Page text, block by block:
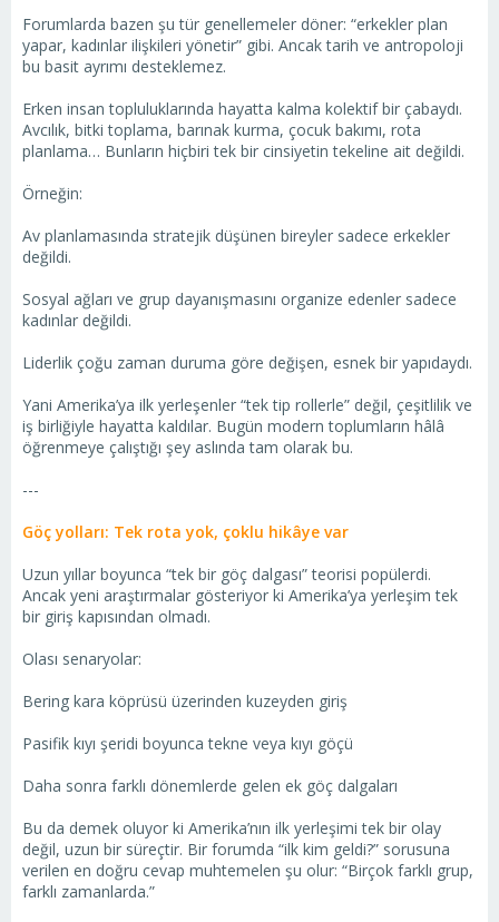
Forumlarda bazen şu tür genellemeler döner: “erkekler plan
yapar, kadınlar ilişkileri yönetir” gibi. Ancak tarih ve antropoloji
bu basit ayrımı desteklemez.
Erken insan topluluklarında hayatta kalma kolektif bir çabaydı.
Avcılık, bitki toplama, barınak kurma, çocuk bakımı, rota
planlama… Bunların hiçbiri tek bir cinsiyetin tekeline ait değildi.
Örneğin:
Av planlamasında stratejik düşünen bireyler sadece erkekler
değildi.
Sosyal ağları ve grup dayanışmasını organize edenler sadece
kadınlar değildi.
Liderlik çoğu zaman duruma göre değişen, esnek bir yapıdaydı.
Yani Amerika’ya ilk yerleşenler “tek tip rollerle” değil, çeşitlilik ve
iş birliğiyle hayatta kaldılar. Bugün modern toplumların hâlâ
öğrenmeye çalıştığı şey aslında tam olarak bu.
---
Göç yolları: Tek rota yok, çoklu hikâye var
Uzun yıllar boyunca “tek bir göç dalgası” teorisi popülerdi.
Ancak yeni araştırmalar gösteriyor ki Amerika’ya yerleşim tek
bir giriş kapısından olmadı.
Olası senaryolar:
Bering kara köprüsü üzerinden kuzeyden giriş
Pasifik kıyı şeridi boyunca tekne veya kıyı göçü
Daha sonra farklı dönemlerde gelen ek göç dalgaları
Bu da demek oluyor ki Amerika’nın ilk yerleşimi tek bir olay
değil, uzun bir süreçtir. Bir forumda “ilk kim geldi?” sorusuna
verilen en doğru cevap muhtemelen şu olur: “Birçok farklı grup,
farklı zamanlarda.”